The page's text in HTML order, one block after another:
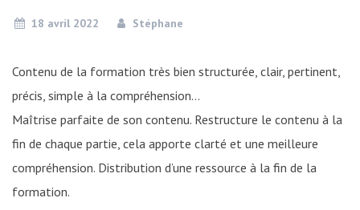
18 avril 2022 Stéphane
Contenu de la formation très bien structurée, clair, pertinent,
précis, simple à la compréhension…
Maîtrise parfaite de son contenu. Restructure le contenu à la
fin de chaque partie, cela apporte clarté et une meilleure
compréhension. Distribution d’une ressource à la fin de la
formation.